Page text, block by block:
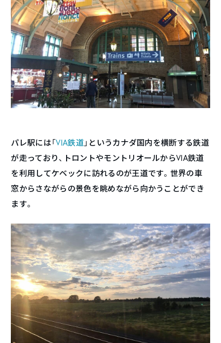
パレ駅には「VIA鉄道」というカナダ国内を横断する鉄道
が走っており、トロントやモントリオールからVIA鉄道
を利用してケベックに訪れるのが王道です。世界の車
窓からさながらの景色を眺めながら向かうことができ
ます。